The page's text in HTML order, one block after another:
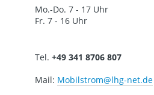
Mo.-Do. 7 - 17 Uhr
Fr. 7 - 16 Uhr
Tel.+49 341 8706 807
Mail: Mobilstrom@lhg-net.de